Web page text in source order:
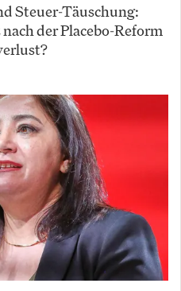
Steuer-Täuschung:
der Placebo-Reform